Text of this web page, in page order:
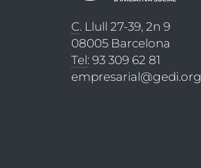
C. Llull 27-39, 2n 9
08005 Barcelona
Tel: 93 309 62 81
empresarial@gedi.org